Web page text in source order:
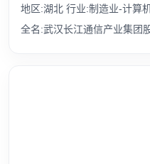
地区:湖北 行业:制造业-计算
全名:武汉长江通信产业集团